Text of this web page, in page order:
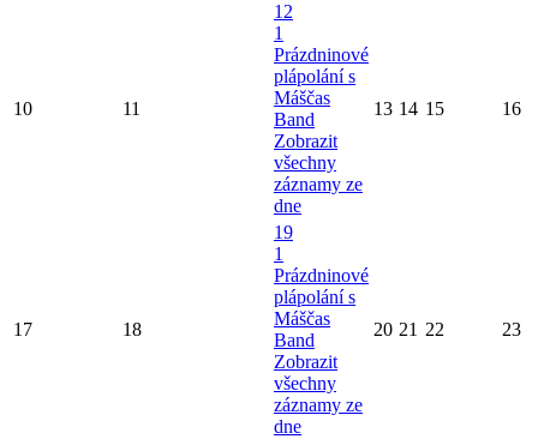
10 11
12
1
Prázdninové
plápolání s
Máščas
Band
Zobrazit
všechny
záznamy ze
dne
13 14 15 16
17 18
19
1
Prázdninové
plápolání s
Máščas
Band
Zobrazit
všechny
záznamy ze
dne
20 21 22 23